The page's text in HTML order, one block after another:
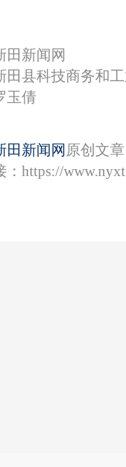
田新闻网
田县科技商务和
玉倩
田新闻网 原创文
https://